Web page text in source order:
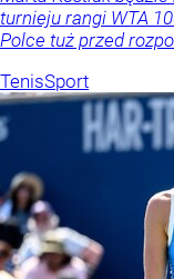
turnieju rangi WTA
Polce tuż przed
TenisSport